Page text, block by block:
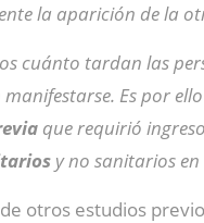
la aparición de la
cuánto tardan las
Es por
que requirió
y no sanitarios en
otros estudios